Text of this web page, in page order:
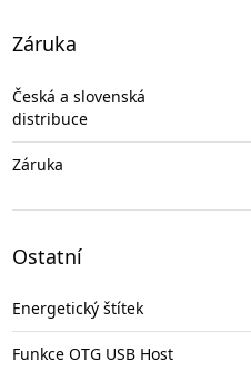
Záruka
Česká a slovenská
distribuce
Záruka
Ostatní
Energetický štítek
Funkce OTG USB Host